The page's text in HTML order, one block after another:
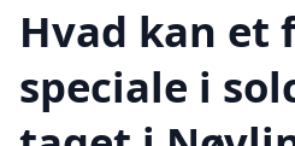
Hvad kan et
speciale i